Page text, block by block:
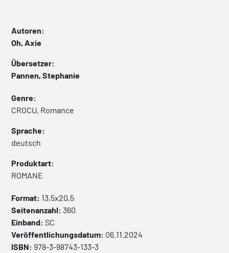
Autoren:
Oh, Axie
Übersetzer:
Pannen, Stephanie
Genre:
CROCU, Romance
Sprache:
deutsch
Produktart:
ROMANE
Format: 13,5x20,5
Seitenanzahl: 360
Einband: SC
Veröffentlichungsdatum: 06.11.2024
ISBN: 978-3-98743-133-3